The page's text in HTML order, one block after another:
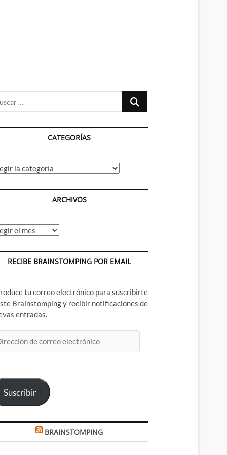
Buscar
CATEGORÍAS
ARCHIVOS
RECIBE BRAINSTOMPING POR EMAIL
tu correo electrónico para suscribirte
Brainstomping y recibir notificaciones de
entradas.
Suscribir
BRAINSTOMPING